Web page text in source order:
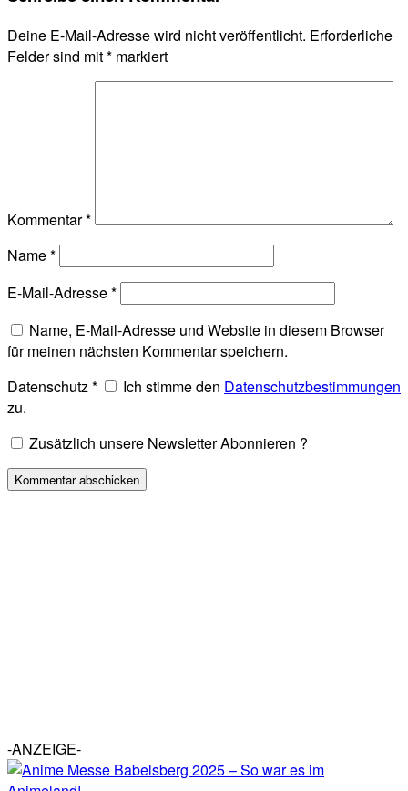
Deine E-Mail-Adresse wird nicht veröffentlicht. Erforderliche
Felder sind mit* markiert
Kommentar*
Name*
E-Mail-Adresse*
Name, E-Mail-Adresse und Website in diesem Browser
für meinen nächsten Kommentar speichern.
Datenschutz* Ich stimme den Datenschutzbestimmungen
zu.
Zusätzlich unsere Newsletter Abonnieren ?
-ANZEIGE-